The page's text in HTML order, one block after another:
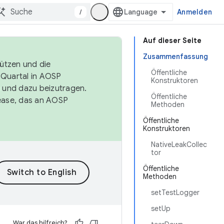
/ Anmelden
Auf dieser Seite
Zusammenfassung
Öffentliche
Konstruktoren
Öffentliche
Methoden
Öffentliche
Konstruktoren
NativeLeakCollec
tor
Öffentliche
Methoden
setTestLogger
setUp
und die
in AOSP
und dazu beizutragen.
das an AOSP